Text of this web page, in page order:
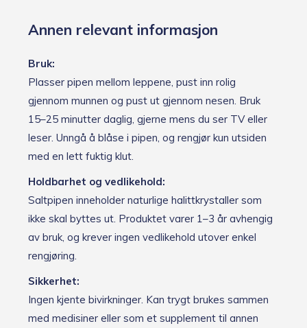
Annen relevant informasjon
Bruk:
Plasser pipen mellom leppene, pust inn rolig
gjennom munnen og pust ut gjennom nesen. Bruk
15–25 minutter daglig, gjerne mens du ser TV eller
leser. Unngå å blåse i pipen, og rengjør kun utsiden
med en lett fuktig klut.
Holdbarhet og vedlikehold:
Saltpipen inneholder naturlige halittkrystaller som
ikke skal byttes ut. Produktet varer 1–3 år avhengig
av bruk, og krever ingen vedlikehold utover enkel
rengjøring.
Sikkerhet:
Ingen kjente bivirkninger. Kan trygt brukes sammen
med medisiner eller som et supplement til annen